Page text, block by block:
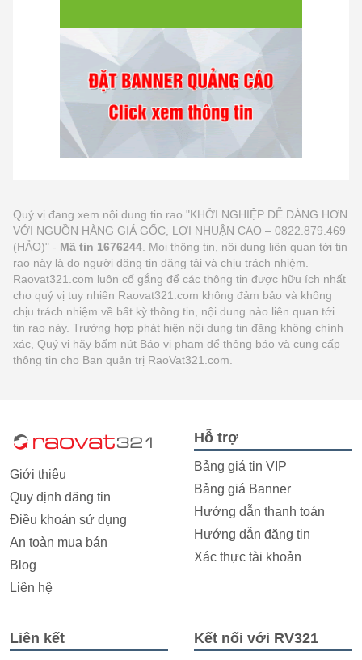
Quý vị đang xem nội dung tin rao "KHỞI NGHIỆP DỄ DÀNG HƠN
VỚI NGUỒN HÀNG GIÁ GỐC, LỢI NHUẬN CAO – 0822.879.469
(HẢO)" - Mã tin 1676244 . Mọi thông tin, nội dung liên quan tới tin
rao này là do người đăng tin đăng tải và chịu trách nhiệm.
Raovat321.com luôn cố gắng để các thông tin được hữu ích nhất
cho quý vị tuy nhiên Raovat321.com không đảm bảo và không
chịu trách nhiệm về bất kỳ thông tin, nội dung nào liên quan tới
tin rao này. Trường hợp phát hiện nội dung tin đăng không chính
xác, Quý vị hãy bấm nút Báo vi phạm để thông báo và cung cấp
thông tin cho Ban quản trị RaoVat321.com.
Giới thiệu
Quy định đăng tin
Điều khoản sử dụng
An toàn mua bán
Blog
Liên hệ
Hỗ trợ
Bảng giá tin VIP
Bảng giá Banner
Hướng dẫn thanh toán
Hướng dẫn đăng tin
Xác thực tài khoản
Liên kết Kết nối với RV321